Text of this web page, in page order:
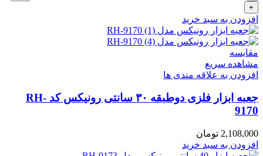
افزودن به سبد خرید
مقایسه
مشاهده سریع
افزودن به علاقه مندی ها
جعبه ابزار فلزی دوطبقه ۳۰ سانتی رونیکس کد RH-
9170
2,108,000 تومان
افزودن به سبد خرید